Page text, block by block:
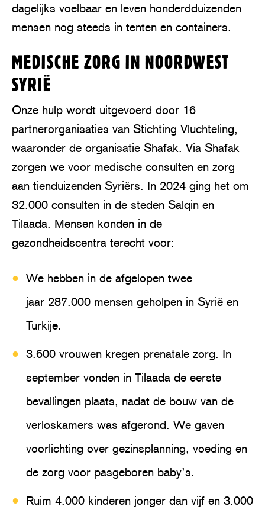
dagelijks voelbaar en leven honderdduizenden
mensen nog steeds in tenten en containers.
MEDISCHE ZORG IN NOORDWEST
SYRIË
Onze hulp wordt uitgevoerd door 16
partnerorganisaties van Stichting Vluchteling,
waaronder de organisatie Shafak. Via Shafak
zorgen we voor medische consulten en zorg
aan tienduizenden Syriërs. In 2024 ging het om
32.000 consulten in de steden Salqin en
Tilaada. Mensen konden in de
gezondheidscentra terecht voor:
We hebben in de afgelopen twee
jaar 287.000 mensen geholpen in Syrië en
Turkije.
3.600 vrouwen kregen prenatale zorg. In
september vonden in Tilaada de eerste
bevallingen plaats, nadat de bouw van de
verloskamers was afgerond. We gaven
voorlichting over gezinsplanning, voeding en
de zorg voor pasgeboren baby’s.
Ruim 4.000 kinderen jonger dan vijf en 3.000